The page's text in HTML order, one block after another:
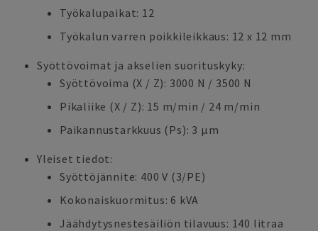
Työkalupaikat: 12
Työkalun varren poikkileikkaus: 12 x 12 mm
Syöttövoimat ja akselien suorituskyky:
Syöttövoima (X / Z): 3000 N / 3500 N
Pikaliike (X / Z): 15 m/min / 24 m/min
Paikannustarkkuus (Ps): 3 µm
Yleiset tiedot:
Syöttöjännite: 400 V (3/PE)
Kokonaiskuormitus: 6 kVA
Jäähdytysnestesäiliön tilavuus: 140 litraa